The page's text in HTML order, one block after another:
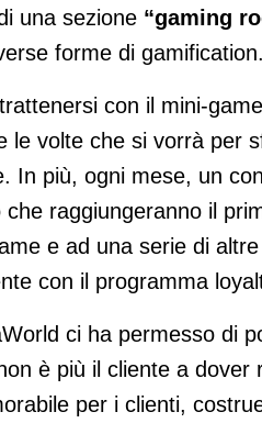
una sezione “gaming
forme di gamification.
con il mini-
le volte che si vorrà per
In più, ogni mese, un
raggiungeranno il
e ad una serie di
con il programma
ci ha permesso di
è più il cliente a
per i clienti,